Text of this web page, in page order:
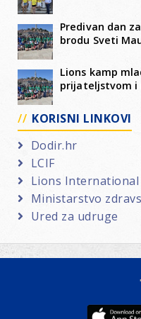
Predivan dan
brodu Sveti
Lions kamp
prijateljstvom i
KORISNI LINKOVI
Dodir.hr
LCIF
Lions International
Ministarstvo
Ured za udruge